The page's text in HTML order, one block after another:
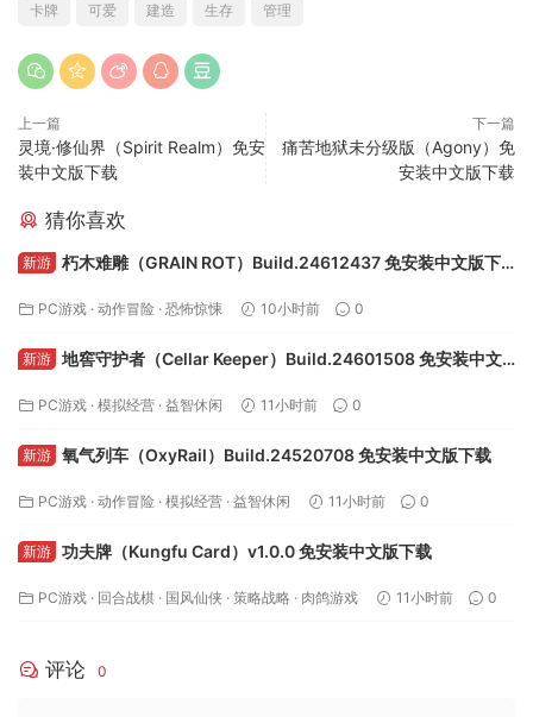
卡牌 可爱 建造 生存 管理
上一篇
灵境·修仙界（Spirit Realm）免安
装中文版下载
下一篇
痛苦地狱未分级版（Agony）免
安装中文版下载
猜你喜欢
新游 朽木难雕（GRAIN ROT）Build.24612437 免安装中文版下
PC游戏 · 动作冒险 · 恐怖惊悚 10小时前 0
新游 地窖守护者（Cellar Keeper）Build.24601508 免安装中文
PC游戏 · 模拟经营 · 益智休闲 11小时前 0
新游 氧气列车（OxyRail）Build.24520708 免安装中文版下载
PC游戏 · 动作冒险 · 模拟经营 · 益智休闲 11小时前 0
新游 功夫牌（Kungfu Card）v1.0.0 免安装中文版下载
PC游戏 · 回合战棋 · 国风仙侠 · 策略战略 · 肉鸽游戏 11小时前 0
评论 0